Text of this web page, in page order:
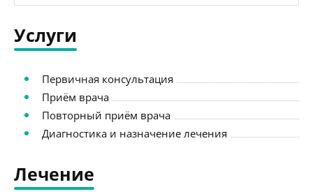
Услуги
Первичная консультация
Приём врача
Повторный приём врача
Диагностика и назначение лечения
Лечение